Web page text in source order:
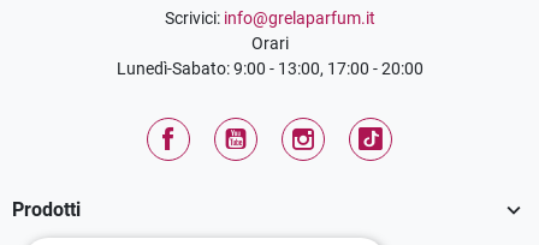
Scrivici: info@grelaparfum.it
Orari
Lunedì-Sabato: 9:00 - 13:00, 17:00 - 20:00
FacebookYouTube InstagramTikTok
Prodotti 